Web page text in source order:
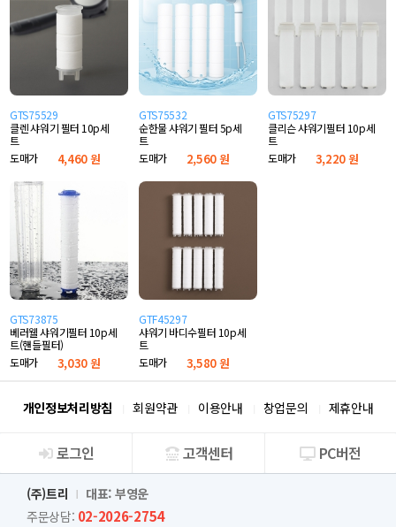
GTS75529
클렌 샤워기 필터 10p세
트
도매가
4,460 원
GTS75532
순한물 샤워기 필터 5p세
트
도매가
2,560 원
GTS75297
클리슨 샤워기필터 10p세
트
도매가
3,220 원
GTS73875
베러웰 샤워기필터 10p세
트(핸들필터)
도매가
3,030 원
GTF45297
샤워기 바디수필터 10p세
트
도매가
3,580 원
개인정보처리방침 회원약관 이용안내 창업문의 제휴안내
회사소개
로그인 고객센터 PC버전
(주)트리
대표: 부영운
주문상담: 02-2026-2754